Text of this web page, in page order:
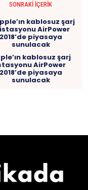
SONRAKI İÇERIK
kablosuz şarj
AirPower
2018’de piyasaya
sunulacak